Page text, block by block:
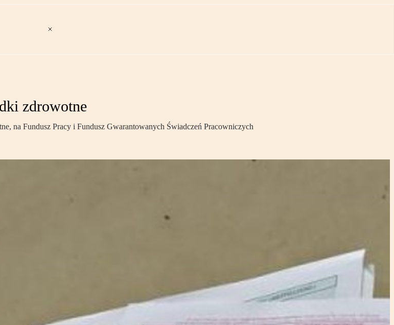
zdrowotne
na Fundusz Pracy i Fundusz Gwarantowanych Świadczeń Pracowniczych